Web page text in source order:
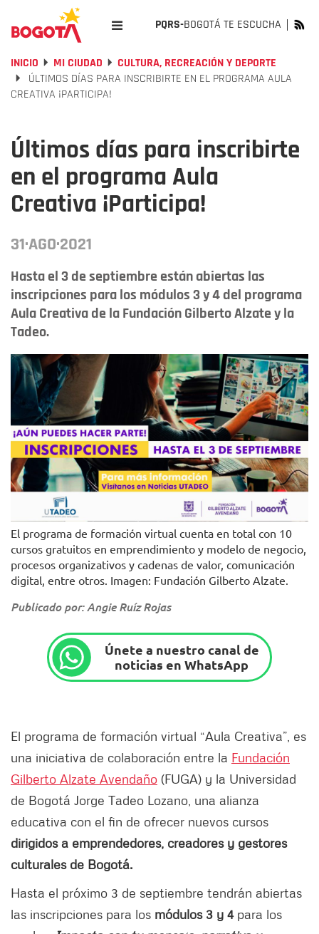
PQRS-BOGOTÁ TE ESCUCHA
INICIO MI CIUDAD
CULTURA, RECREACIÓN Y DEPORTE
ÚLTIMOS DÍAS PARA INSCRIBIRTE EN EL PROGRAMA AULA
CREATIVA ¡PARTICIPA!
Últimos días para inscribirte
en el programa Aula
Creativa ¡Participa!
31·AGO·2021
Hasta el 3 de septiembre están abiertas las
inscripciones para los módulos 3 y 4 del programa
Aula Creativa de la Fundación Gilberto Alzate y la
Tadeo.
El programa de formación virtual cuenta en total con 10
cursos gratuitos en emprendimiento y modelo de negocio,
procesos organizativos y cadenas de valor, comunicación
digital, entre otros. Imagen: Fundación Gilberto Alzate.
Publicado por: Angie Ruíz Rojas
Únete a nuestro canal de
noticias en WhatsApp
El programa de formación virtual “Aula Creativa”, es
una iniciativa de colaboración entre la Fundación
Gilberto Alzate Avendaño (FUGA) y la Universidad
de Bogotá Jorge Tadeo Lozano, una alianza
educativa con el fin de ofrecer nuevos cursos
dirigidos a emprendedores, creadores y gestores
culturales de Bogotá.
Hasta el próximo 3 de septiembre tendrán abiertas
las inscripciones para los módulos 3 y 4 para los